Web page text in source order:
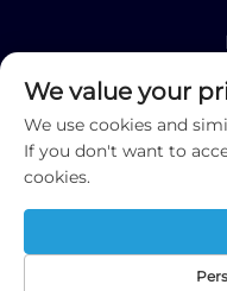
International
We value your
We use cookies and
If you don't want to
cookies.